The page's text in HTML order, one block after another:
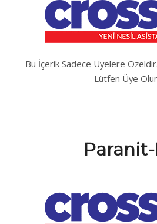
Bu İçerik Sadece Üyelere
Lütfen Üye